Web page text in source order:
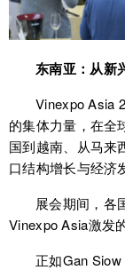
东南亚：从新
Vinexpo Asia
的集体力量，在全
国到越南、从马来
口结构增长与经济
展会期间，各
Vinexpo Asia激发
正如Gan